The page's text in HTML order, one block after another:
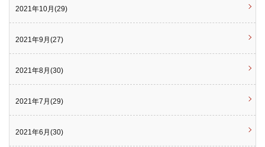
2021年10月(29)
2021年9月(27)
2021年8月(30)
2021年7月(29)
2021年6月(30)